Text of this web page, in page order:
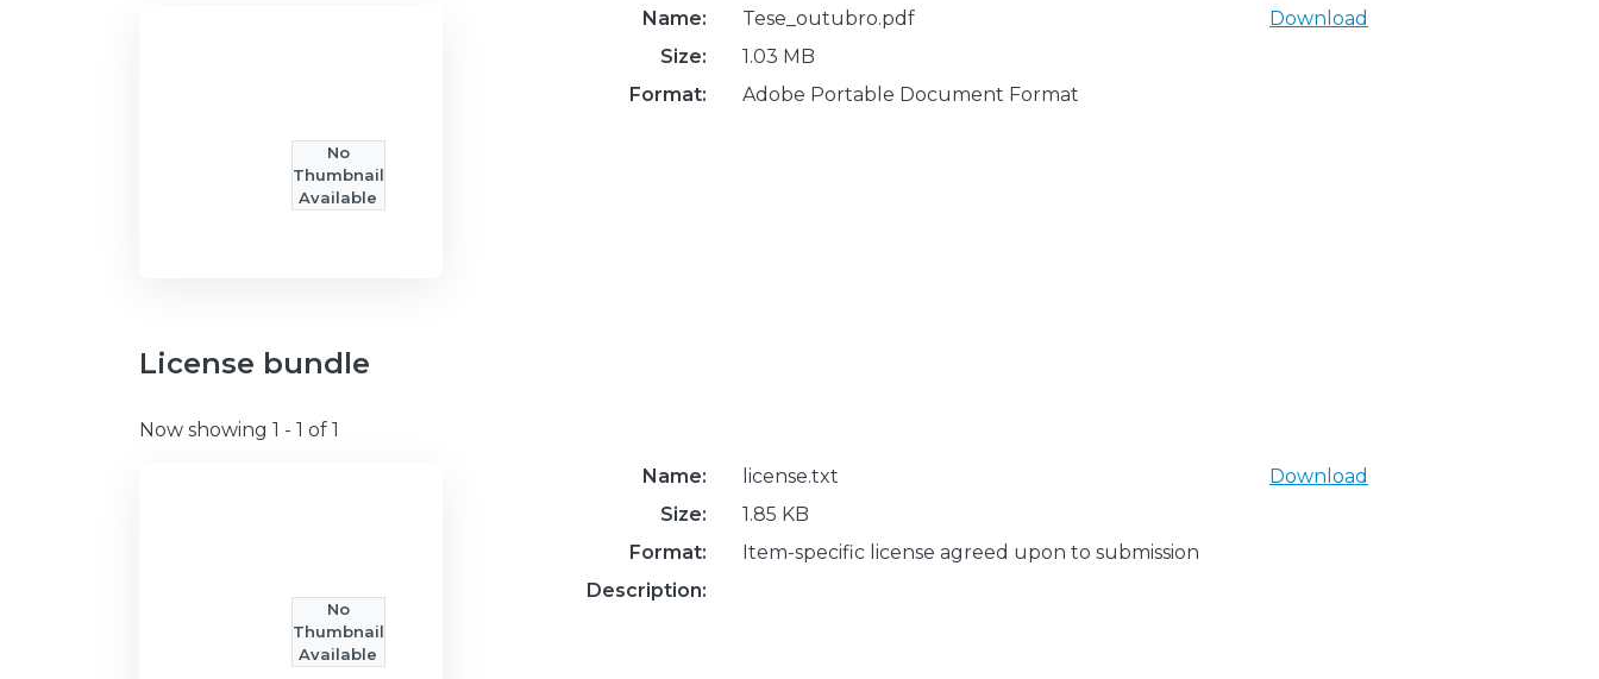
No
Thumbnail
Available
Name:
Tese_outubro.pdf
Size:
1.03 MB
Format:
Adobe Portable Document Format
Download
License bundle
Now showing 1 - 1 of 1
No
Thumbnail
Available
Name:
license.txt
Size:
1.85 KB
Format:
Item-specific license agreed upon to submission
Description:
Download